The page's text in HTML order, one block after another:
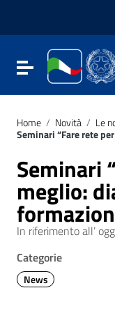
Vai al footer
Attiva / disattiva la
Home / Novità / Le
Seminari “Fare rete
Seminari
meglio:
In riferimento all’
Categorie
News